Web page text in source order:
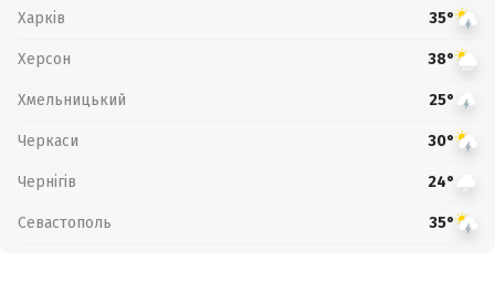
Харків 35°
Херсон 38°
Хмельницький 25°
Черкаси 30°
Чернігів 24°
Севастополь 35°